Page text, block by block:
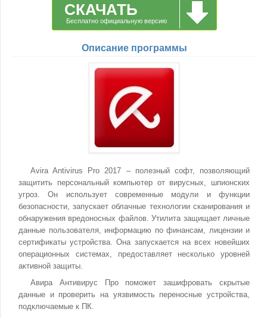
СКАЧАТЬ
Бесплатно официальную версию
Описание программы
Avira Antivirus Pro 2017 – полезный софт, позволяющий
защитить персональный компьютер от вирусных, шпионских
угроз. Он использует современные модули и функции
безопасности, запускает облачные технологии сканирования и
обнаружения вредоносных файлов. Утилита защищает личные
данные пользователя, информацию по финансам, лицензии и
сертификаты устройства. Она запускается на всех новейших
операционных системах, предоставляет несколько уровней
активной защиты.
Авира Антивирус Про поможет зашифровать скрытые
данные и проверить на уязвимость переносные устройства,
подключаемые к ПК.